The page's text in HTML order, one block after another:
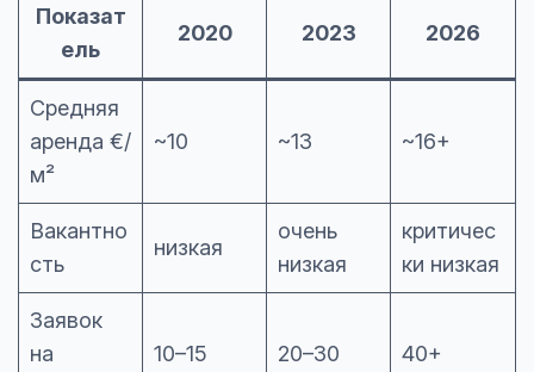
Показат
ель
2020 2023 2026
Средняя
аренда €/
м²
~10 ~13 ~16+
Вакантно
сть
низкая
очень
низкая
критичес
ки низкая
Заявок
на
10–15 20–30 40+